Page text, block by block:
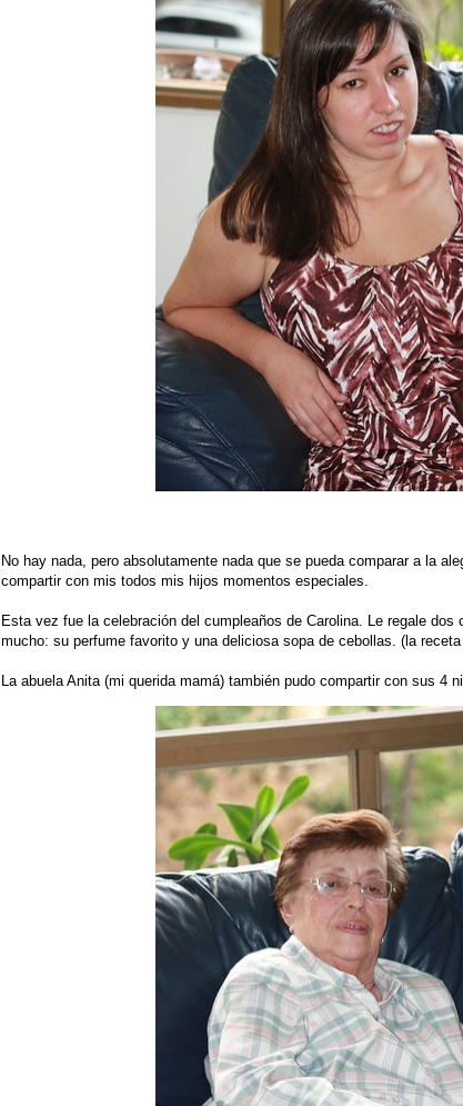
No hay nada, pero absolutamente nada que se pueda comparar a la
compartir con mis todos mis hijos momentos especiales.
Esta vez fue la celebración del cumpleaños de Carolina. Le regale
mucho: su perfume favorito y una deliciosa sopa de cebollas. (la
La abuela Anita (mi querida mamá) también pudo compartir con sus 4